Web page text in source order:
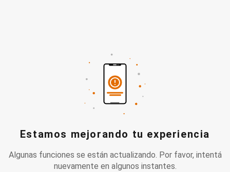
Estamos mejorando tu experiencia
Algunas funciones se están actualizando. Por favor, intentá
nuevamente en algunos instantes.